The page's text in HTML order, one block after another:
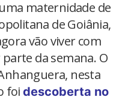
maternidade de
de Goiânia,
vão viver com
da semana. O
nesta
foidescoberta no